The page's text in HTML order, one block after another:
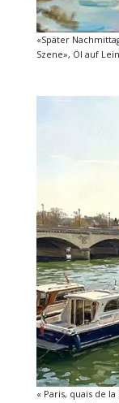
«Später
Szene», Öl auf
« Paris, quais de